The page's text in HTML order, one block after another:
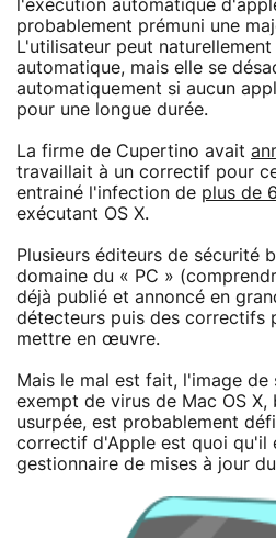
l'exécution automatique
probablement prémuni une
L'utilisateur peut
automatique, mais elle se
automatiquement si aucun
pour une longue durée.
La firme de Cupertino avait
travaillait à un correctif pour
entrainé l'infection de plus de
exécutant OS X.
Plusieurs éditeurs de sécurité
domaine du « PC »
déjà publié et annoncé en
détecteurs puis des correctifs
mettre en œuvre.
Mais le mal est fait, l'image
exempt de virus de Mac OS
usurpée, est probablement
correctif d'Apple est quoi qu'il
gestionnaire de mises à jour